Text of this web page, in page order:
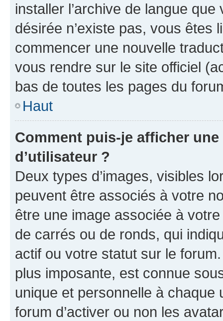
installer l’archive de langue
désirée n’existe pas, vous êtes
commencer une nouvelle
vous rendre sur le site officiel
bas de toutes les pages du
Haut
Comment puis-je afficher
d’utilisateur ?
Deux types d’images, visibles
peuvent être associés à votre
être une image associée à
de carrés ou de ronds, qui
actif ou votre statut sur le
plus imposante, est connue
unique et personnelle à chaque
forum d’activer ou non les